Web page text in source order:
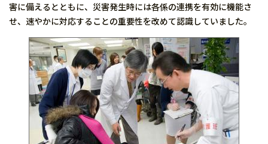
害に備えるとともに、災害発生時には各係の連携を有効に機能さ
せ、速やかに対応することの重要性を改めて認識していました。